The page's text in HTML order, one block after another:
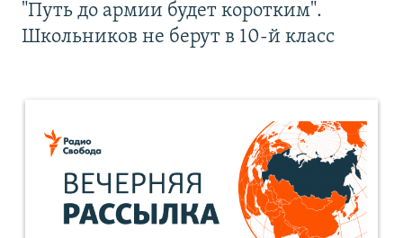
"Путь до армии будет коротким".
Школьников не берут в 10-й класс